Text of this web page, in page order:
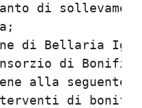
di
Consorzio
alla
e